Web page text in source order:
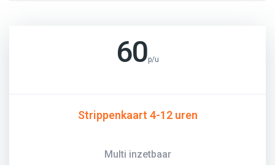
60p/u
Strippenkaart 4-12 uren
Multi inzetbaar